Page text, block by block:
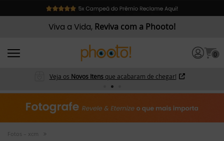
Viva a Vida, Reviva com a Phooto!
0
Veja os Novos Itens que acabaram de chegar!
Fotos – xcm